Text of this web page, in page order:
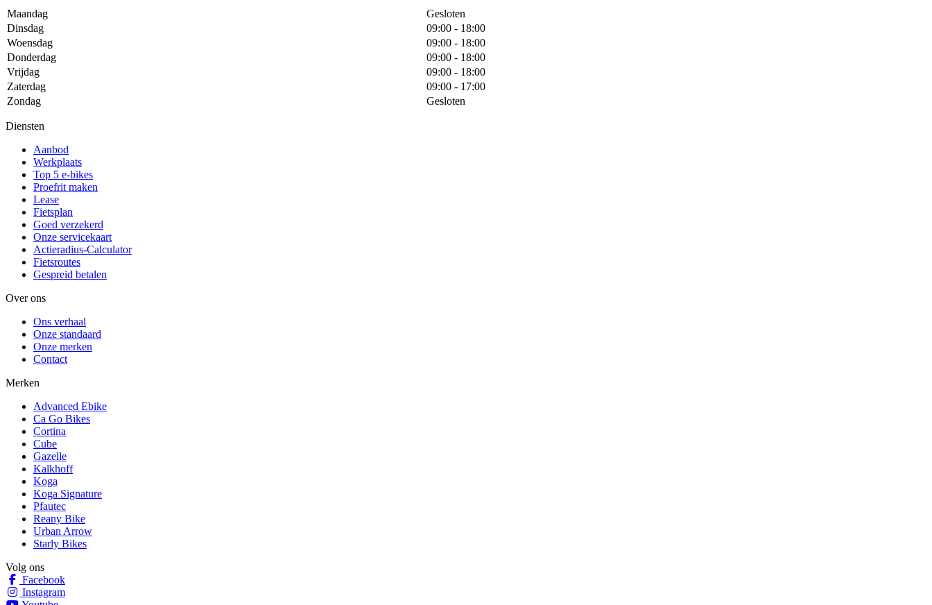
Maandag
Gesloten
Dinsdag
09:00 - 18:00
Woensdag
09:00 - 18:00
Donderdag
09:00 - 18:00
Vrijdag
09:00 - 18:00
Zaterdag
09:00 - 17:00
Zondag
Gesloten
Diensten
Aanbod
Werkplaats
Top 5 e-bikes
Proefrit maken
Lease
Fietsplan
Goed verzekerd
Onze servicekaart
Actieradius-Calculator
Fietsroutes
Gespreid betalen
Over ons
Ons verhaal
Onze standaard
Onze merken
Contact
Merken
Advanced Ebike
Ca Go Bikes
Cortina
Cube
Gazelle
Kalkhoff
Koga
Koga Signature
Pfautec
Reany Bike
Urban Arrow
Starly Bikes
Volg ons
Facebook
Instagram